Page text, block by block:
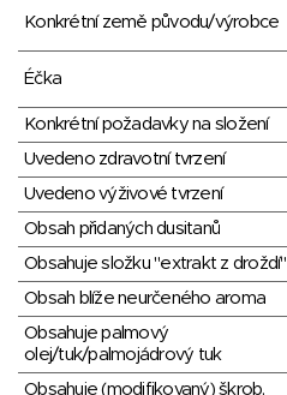
Konkrétní země původu/výrobce
Éčka
Konkrétní požadavky na složení
Uvedeno zdravotní tvrzení
Uvedeno výživové tvrzení
Obsah přidaných dusitanů
Obsahuje složku "extrakt z droždí"
Obsah blíže neurčeného aroma
Obsahuje palmový
olej/tuk/palmojádrový tuk
Obsahuje (modifikovaný) škrob,